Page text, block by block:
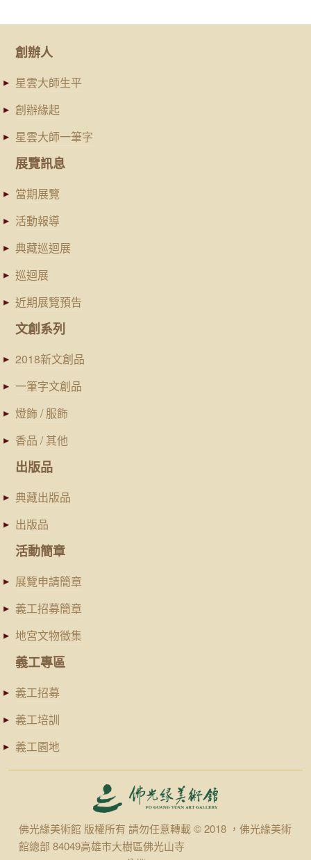
創辦人
星雲大師生平
創辦緣起
星雲大師一筆字
展覽訊息
當期展覽
活動報導
典藏巡迴展
巡迴展
近期展覽預告
文創系列
2018新文創品
一筆字文創品
燈飾 / 服飾
香品 / 其他
出版品
典藏出版品
出版品
活動簡章
展覽申請簡章
義工招募簡章
地宮文物徵集
義工專區
義工招募
義工培訓
義工園地
佛光緣美術館 版權所有 請勿任意轉載 © 2018 ，佛光緣美術
館總部 84049高雄市大樹區佛光山寺